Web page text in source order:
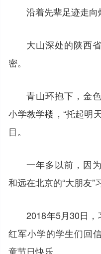
沿着先辈足迹走
大山深处的陕西
密。
青山环抱下，金
小学教学楼，“托起明
目。
一年多以前，因
和远在北京的“大朋友”
2018年5月30日
红军小学的学生们回
童节日快乐。